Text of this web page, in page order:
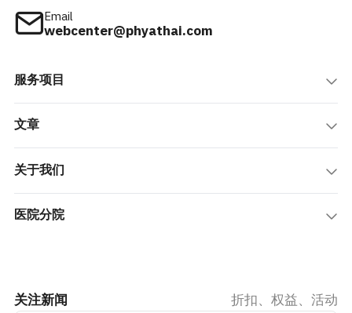
Email
webcenter@phyathai.com
服务项目
文章
关于我们
医院分院
关注新闻 折扣、权益、活动